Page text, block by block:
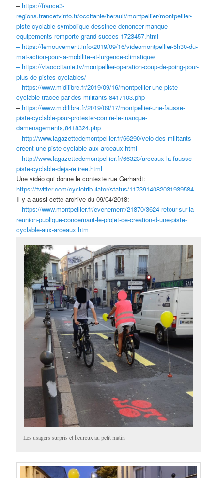
– https://france3-
regions.francetvinfo.fr/occitanie/herault/montpellier/montpellier-
piste-cyclable-symbolique-dessinee-denoncer-manque-
equipements-remporte-grand-succes-1723457.html
– https://lemouvement.info/2019/09/16/videomontpellier-5h30-du-
mat-action-pour-la-mobilite-et-lurgence-climatique/
– https://viaoccitanie.tv/montpellier-operation-coup-de-poing-pour-
plus-de-pistes-cyclables/
– https://www.midilibre.fr/2019/09/16/montpellier-une-piste-
cyclable-tracee-par-des-militants,8417103.php
– https://www.midilibre.fr/2019/09/17/montpellier-une-fausse-
piste-cyclable-pour-protester-contre-le-manque-
damenagements,8418324.php
– http://www.lagazettedemontpellier.fr/66290/velo-des-militants-
creent-une-piste-cyclable-aux-arceaux.html
– http://www.lagazettedemontpellier.fr/66323/arceaux-la-fausse-
piste-cyclable-deja-retiree.html
Une vidéo qui donne le contexte rue Gerhardt:
https://twitter.com/cyclotribulator/status/1173914082031939584
Il y a aussi cette archive du 09/04/2018:
– https://www.montpellier.fr/evenement/21870/3624-retour-sur-la-
reunion-publique-concernant-le-projet-de-creation-d-une-piste-
cyclable-aux-arceaux.htm
Les usagers surpris et heureux au petit matin